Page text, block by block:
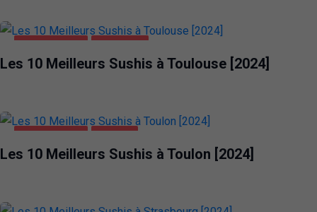
ALIMENTATION TOULOUSE
Les 10 Meilleurs Sushis à Toulouse [2024]
ALIMENTATION TOULON
Les 10 Meilleurs Sushis à Toulon [2024]